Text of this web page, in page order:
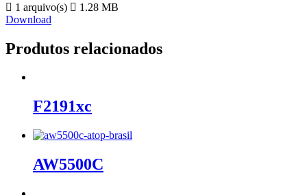
1 arquivo(s)
1.28 MB
Download
Produtos relacionados
F2191xc
AW5500C